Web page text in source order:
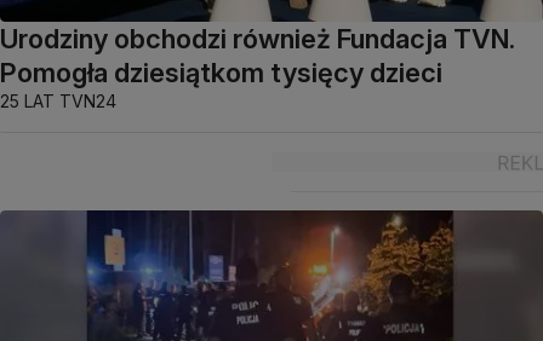
Urodziny obchodzi również Fundacja TVN.
Pomogła dziesiątkom tysięcy dzieci
25 LAT TVN24